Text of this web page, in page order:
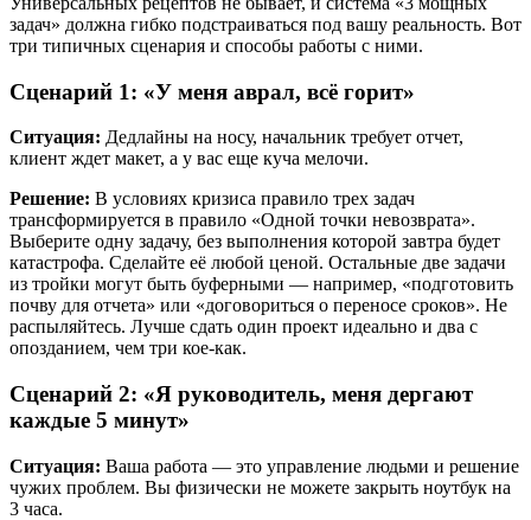
задач» должна гибко подстраиваться под вашу реальность. Вот
три типичных сценария и способы работы с ними.
Сценарий 1: «У меня аврал, всё горит»
Ситуация: Дедлайны на носу, начальник требует отчет,
клиент ждет макет, а у вас еще куча мелочи.
Решение: В условиях кризиса правило трех задач
трансформируется в правило «Одной точки невозврата».
Выберите одну задачу, без выполнения которой завтра будет
катастрофа. Сделайте её любой ценой. Остальные две задачи
из тройки могут быть буферными — например, «подготовить
почву для отчета» или «договориться о переносе сроков». Не
распыляйтесь. Лучше сдать один проект идеально и два с
опозданием, чем три кое-как.
Сценарий 2: «Я руководитель, меня дергают
каждые 5 минут»
Ситуация: Ваша работа — это управление людьми и решение
чужих проблем. Вы физически не можете закрыть ноутбук на
3 часа.